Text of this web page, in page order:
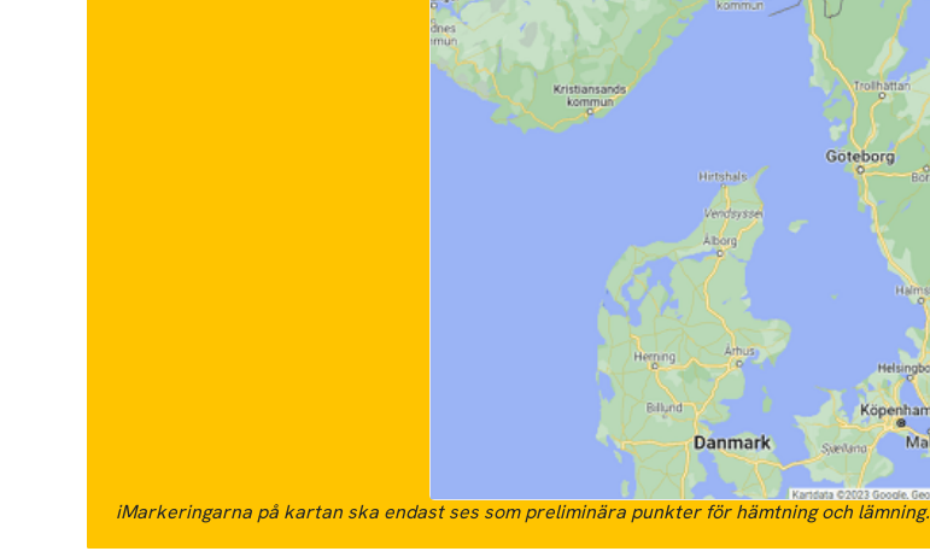
iMarkeringarna på kartan ska endast ses som preliminära punkter för hämtning och lämning.